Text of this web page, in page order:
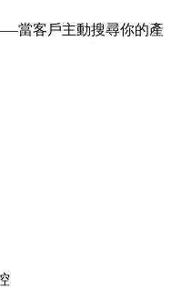
當客戶主動搜尋你的產